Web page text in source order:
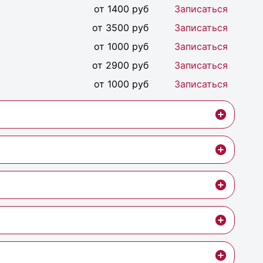
от 1400 руб
Записаться
от 3500 руб
Записаться
от 1000 руб
Записаться
от 2900 руб
Записаться
от 1000 руб Записаться